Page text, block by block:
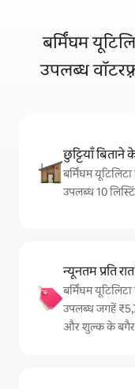
बर्मिंघम
उपलब्ध
छुट्टियाँ
बर्मिंघम
उपलब्ध 10
न्यूनतम प्रति
बर्मिंघम
उपलब्ध जगहें
और शुल्क के बगैर